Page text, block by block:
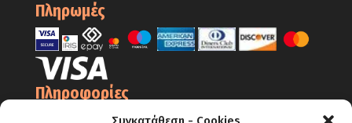
Πληρωμές
Πληροφορίες
Ο Λογαριασμός μου